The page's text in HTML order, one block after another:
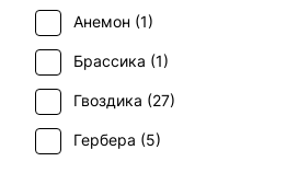
Анемон (1)
Брассика (1)
Гвоздика (27)
Гербера (5)